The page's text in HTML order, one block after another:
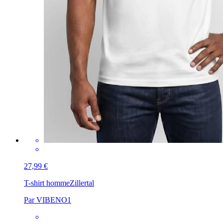
27,99 €
T-shirt hommeZillertal
Par VIBENO1